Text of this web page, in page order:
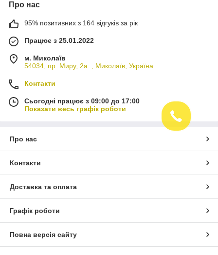
Про нас
95% позитивних з 164 відгуків за рік
Працює з 25.01.2022
м. Миколаїв
54034, пр. Миру, 2а. , Миколаїв, Україна
Контакти
Сьогодні працює з 09:00 до 17:00
Показати весь графік роботи
Про нас
Контакти
Доставка та оплата
Графік роботи
Повна версія сайту